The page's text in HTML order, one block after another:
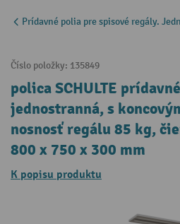
Prídavné polia pre spisové regály.
Číslo položky: 135849
polica SCHULTE
jednostranná, s
nosnosť regálu 85 kg,
800 x 750 x 300 mm
K popisu produktu